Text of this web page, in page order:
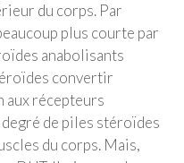
du corps. Par
plus courte par
anabolisants
convertir
aux récepteurs
de piles stéroïdes
du corps. Mais,